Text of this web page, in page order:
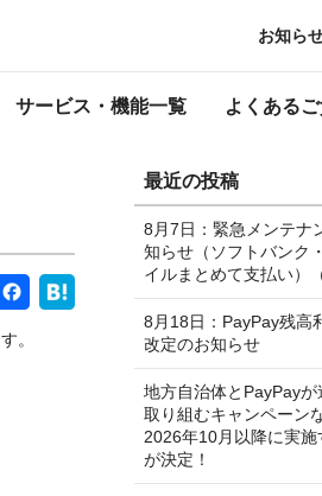
サービス・機能一覧 よくある
お知ら
せ
。
最近の投稿
8月7日：緊急メンテナ
知らせ（ソフトバンク
イルまとめて支払い）
8月18日：PayPay残高
改定のお知らせ
地方自治体とPayPayが
取り組むキャンペーン
2026年10月以降に実施
が決定！